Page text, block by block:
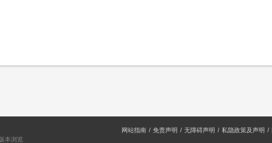
网站指南 免责声明 无障碍声明 私隐政策及声明
本浏览